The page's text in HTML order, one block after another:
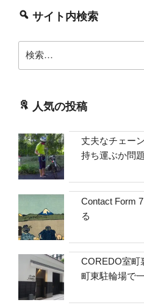
サイト内検索
索:
人気の投稿
丈夫なチェー
持ち運ぶか問題
Contact Form
る
COREDO室町
町東駐輪場で